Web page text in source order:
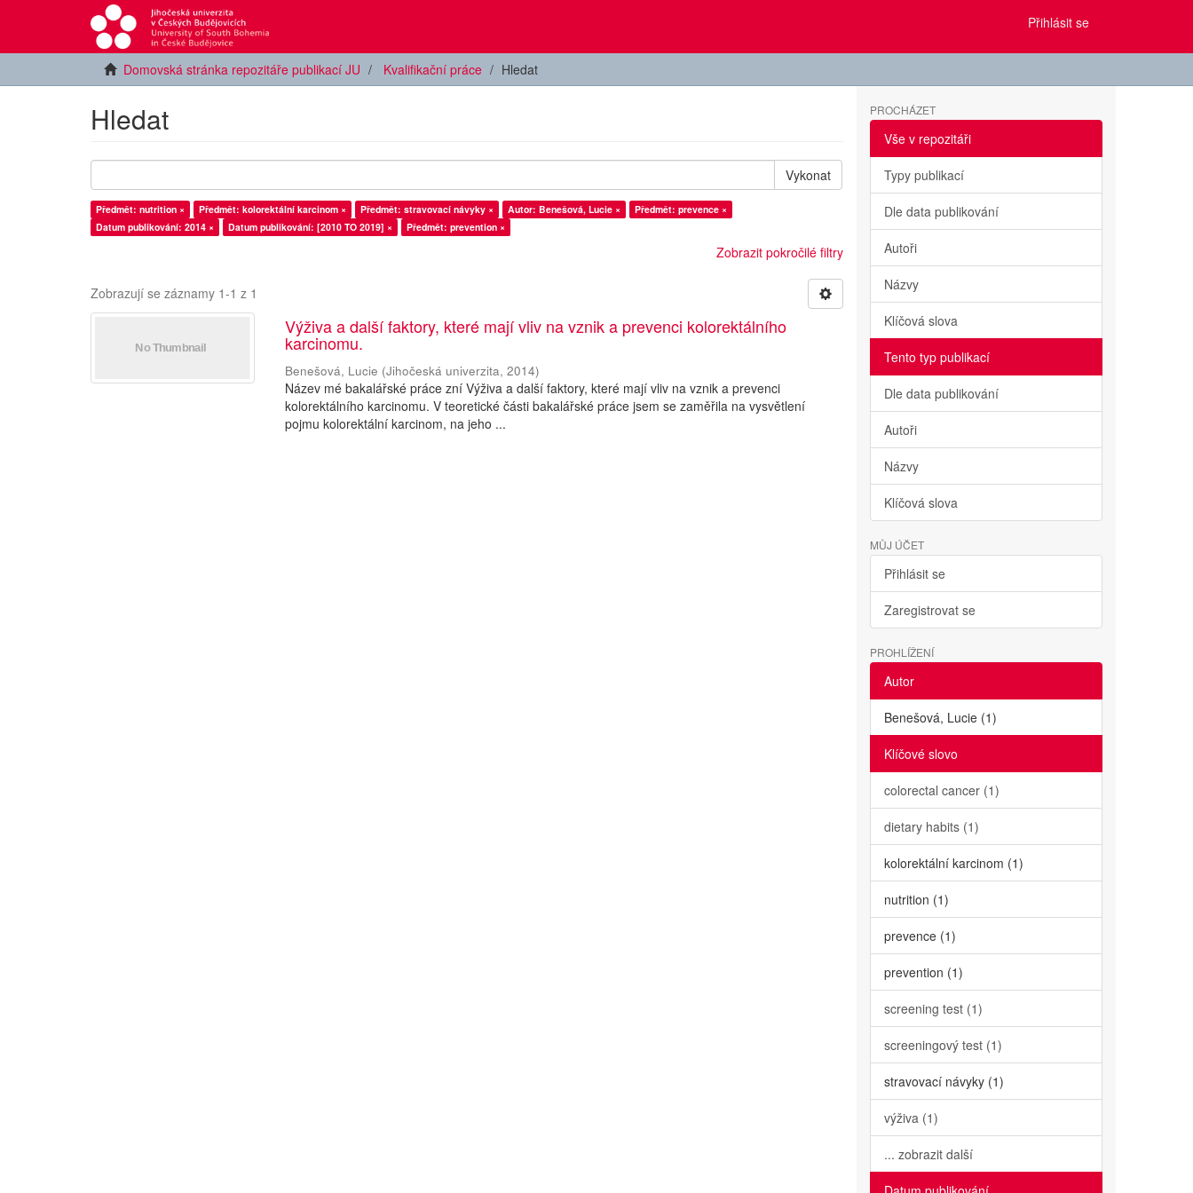
Přihlásit se
Domovská stránka repozitáře publikací JU Kvalifikační práce Hledat
Hledat
Vykonat
Předmět: nutrition × Předmět: kolorektální karcinom × Předmět: stravovací návyky × Autor: Benešová, Lucie ×
Předmět: prevence ×
Datum publikování: 2014 ×
Datum publikování: [2010 TO 2019] × Předmět: prevention ×
Zobrazit pokročilé filtry
Zobrazují se záznamy 1-1 z 1
Výživa a další faktory, které mají vliv na vznik a prevenci kolorektálního
karcinomu.
Benešová, Lucie (Jihočeská univerzita,2014)
Název mé bakalářské práce zní Výživa a další faktory, které mají vliv na vznik a prevenci
kolorektálního karcinomu. V teoretické části bakalářské práce jsem se zaměřila na vysvětlení
pojmu kolorektální karcinom, na jeho ...
PROCHÁZET
Vše v repozitáři
Typy publikací
Dle data publikování
Autoři
Názvy
Klíčová slova
Tento typ publikací
Dle data publikování
Autoři
Názvy
Klíčová slova
MŮJ ÚČET
Přihlásit se
Zaregistrovat se
PROHLÍŽENÍ
Autor
Benešová, Lucie (1)
Klíčové slovo
colorectal cancer (1)
dietary habits (1)
kolorektální karcinom (1)
nutrition (1)
prevence (1)
prevention (1)
screening test (1)
screeningový test (1)
stravovací návyky (1)
výživa (1)
... zobrazit další